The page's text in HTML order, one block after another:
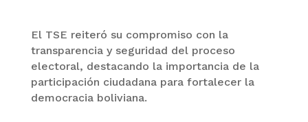
El TSE reiteró su compromiso con la
transparencia y seguridad del proceso
electoral, destacando la importancia de la
participación ciudadana para fortalecer la
democracia boliviana.